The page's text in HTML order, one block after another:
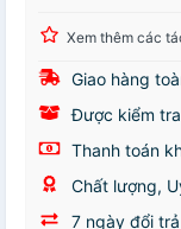
Xem thêm các
Giao hàng
Được kiểm
Thanh toán
Chất lượng,
7 ngày đổi